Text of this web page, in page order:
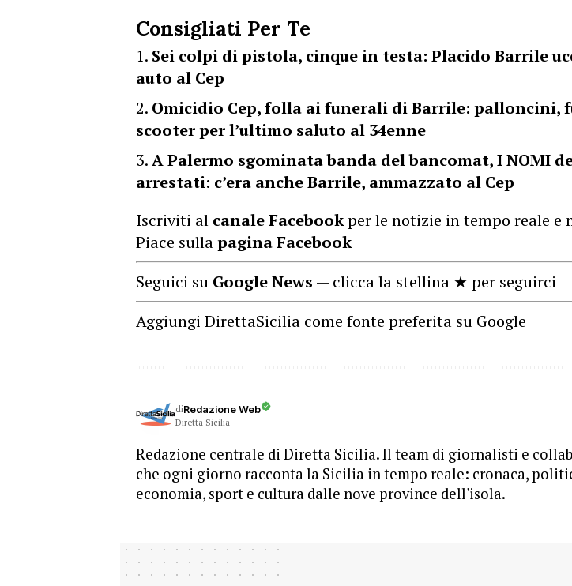
Consigliati Per Te
Sei colpi di pistola, cinque in testa: Placido Barrile
auto al Cep
Omicidio Cep, folla ai funerali di Barrile: palloncini,
scooter per l’ultimo saluto al 34enne
A Palermo sgominata banda del bancomat, I NOMI
arrestati: c’era anche Barrile, ammazzato al Cep
Iscriviti al canale Facebookper le notizie in tempo reale e
Piace sullapagina Facebook
Seguici su Google News — clicca la stellina ★ per seguirci
Aggiungi DirettaSicilia come fonte preferita su Google
diRedazione Web
Diretta Sicilia
Redazione centrale di Diretta Sicilia. Il team di giornalisti e
che ogni giorno racconta la Sicilia in tempo reale: cronaca,
economia, sport e cultura dalle nove province dell'isola.